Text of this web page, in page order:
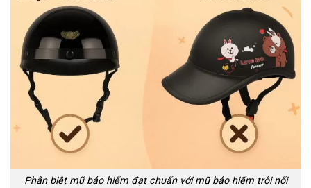
Phân biệt mũ bảo hiểm đạt chuẩn với mũ bảo hiểm trôi nổi